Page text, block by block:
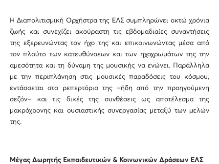
Η Διαπολιτισμική Ορχήστρα της ΕΛΣ συμπληρώνει οκτώ χρόνια
ζωής και συνεχίζει ακούραστη τις εβδομαδιαίες συναντήσεις
της εξερευνώντας τον ήχο της και επικοινωνώντας μέσα από
τον πλούτο των κατευθύνσεων και των ηχοχρωμάτων της την
αμεσότητα και τη δύναμη της μουσικής να ενώνει. Παράλληλα
με την περιπλάνηση στις μουσικές παραδόσεις του κόσμου,
εντάσσεται στο ρεπερτόριο της –ήδη από την προηγούμενη
σεζόν– και τις δικές της συνθέσεις ως αποτέλεσμα της
μακρόχρονης και ουσιαστικής συνεργασίας μεταξύ των μελών
της.
Μέγας Δωρητής Εκπαιδευτικών & Κοινωνικών Δράσεων ΕΛΣ